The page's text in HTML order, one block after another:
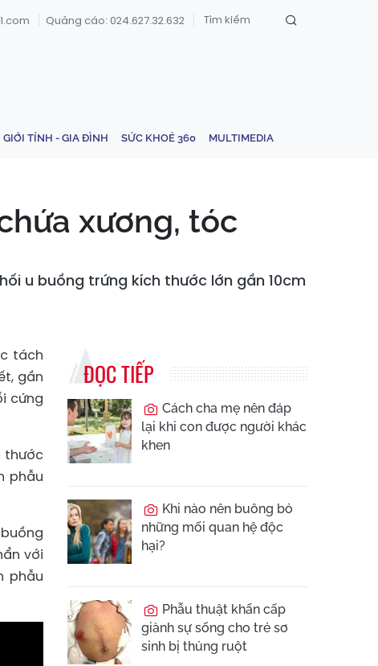
Quảng cáo: 024.627.32.632
GIỚI TÍNH - GIA ĐÌNH SỨC KHOẺ 360 MULTIMEDIA
xương, tóc
u buồng trứng kích thước lớn gần 10cm
tách
gần
cứng
thước
phẫu
với
phẫu
ĐỌC TIẾP
Cách cha mẹ nên đáp
lại khi con được người khác
khen
Khi nào nên buông bỏ
những mối quan hệ độc
hại?
Phẫu thuật khẩn cấp
giành sự sống cho trẻ sơ
sinh bị thủng ruột